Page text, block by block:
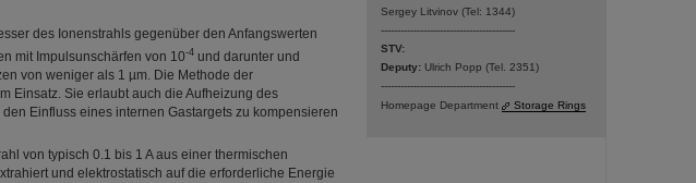
des Ionenstrahls gegenüber den Anfangswerten
mit Impulsunschärfen von 10-4 und darunter und
von weniger als 1 µm. Die Methode der
Einsatz. Sie erlaubt auch die Aufheizung des
Einfluss eines internen Gastargets zu kompensieren
von typisch 0.1 bis 1 A aus einer thermischen
und elektrostatisch auf die erforderliche Energie
Sergey Litvinov (Tel: 1344)
-----------------------------------------
STV:
Deputy: Ulrich Popp (Tel. 2351)
-----------------------------------------
Homepage Department
Storage Rings